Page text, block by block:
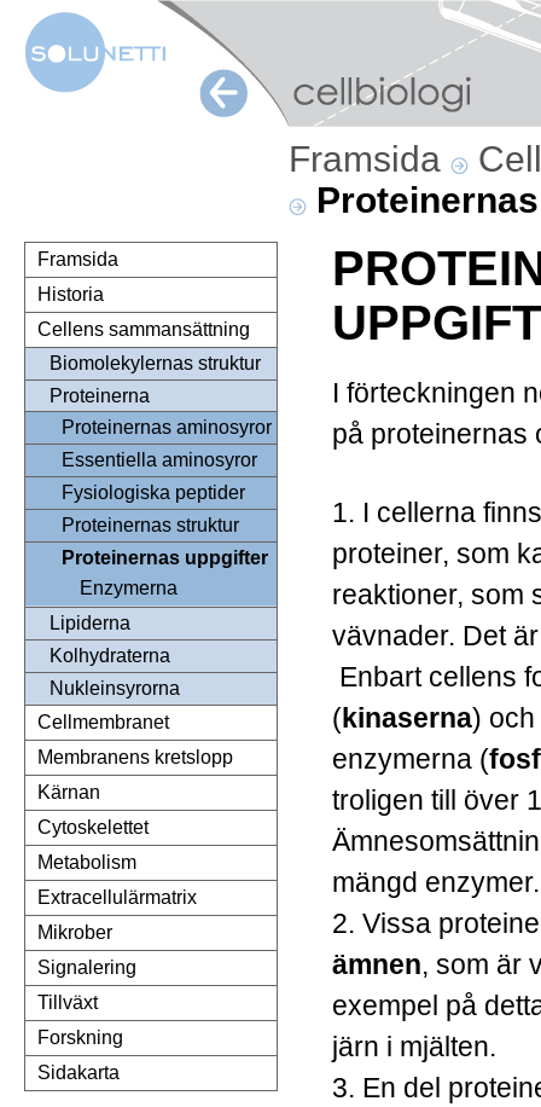
Framsida
Framsida
Historia
Cellens sammansättning
Biomolekylernas struktur
Proteinerna
Proteinernas aminosyror
Essentiella aminosyror
Fysiologiska peptider
Proteinernas struktur
Proteinernas uppgifter
Enzymerna
Lipiderna
Kolhydraterna
Nukleinsyrorna
Cellmembranet
Membranens kretslopp
Kärnan
Cytoskelettet
Metabolism
Extracellulärmatrix
Mikrober
Signalering
Tillväxt
Forskning
Sidakarta
I förteckningen
på proteinernas
1. I cellerna
proteiner, som
reaktioner, som
vävnader. Det
Enbart cellens
(kinaserna)
enzymerna (
troligen till över
mängd enzymer.
2. Vissa
ämnen, som är
exempel på
järn i mjälten.
3. En del